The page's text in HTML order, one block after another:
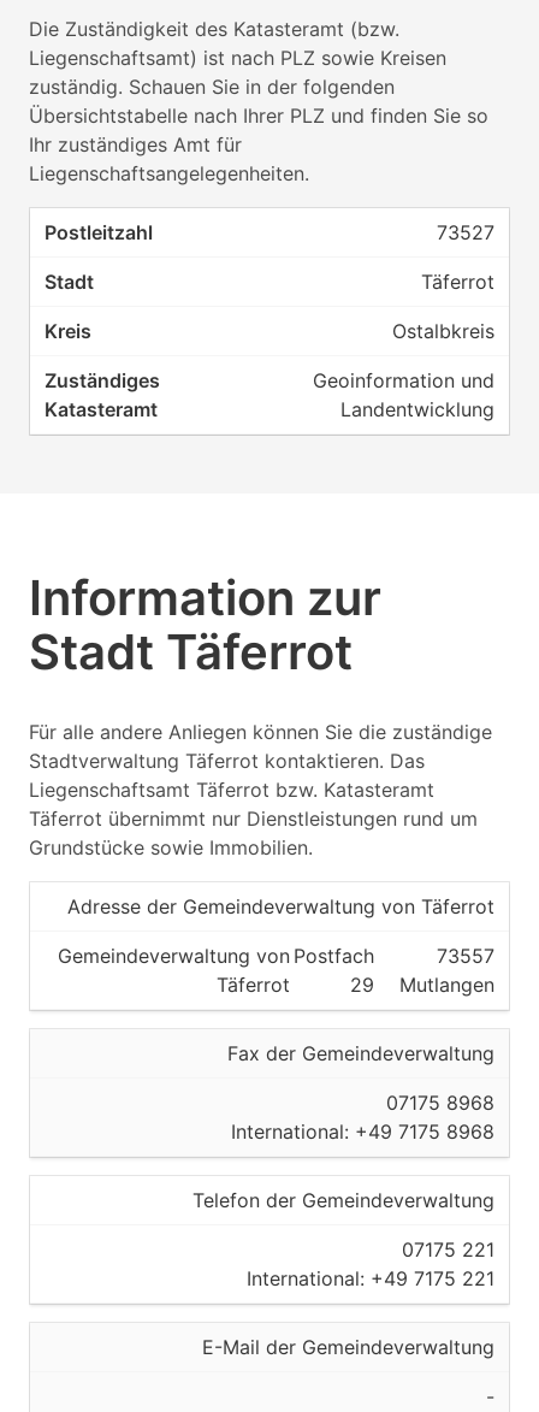
Die Zuständigkeit des Katasteramt (bzw.
Liegenschaftsamt) ist nach PLZ sowie Kreisen
zuständig. Schauen Sie in der folgenden
Übersichtstabelle nach Ihrer PLZ und finden Sie so
Ihr zuständiges Amt für
Liegenschaftsangelegenheiten.
73527
Täferrot
Ostalbkreis
Geoinformation und
Landentwicklung
Information zur
Stadt Täferrot
Für alle andere Anliegen können Sie die zuständige
Stadtverwaltung Täferrot kontaktieren. Das
Liegenschaftsamt Täferrot bzw. Katasteramt
Täferrot übernimmt nur Dienstleistungen rund um
Grundstücke sowie Immobilien.
Adresse der Gemeindeverwaltung von Täferrot
Gemeindeverwaltung von
Täferrot
Postfach
29
73557
Mutlangen
Fax der Gemeindeverwaltung
07175 8968
International: +49 7175 8968
Telefon der Gemeindeverwaltung
07175 221
International: +49 7175 221
E-Mail der Gemeindeverwaltung
-